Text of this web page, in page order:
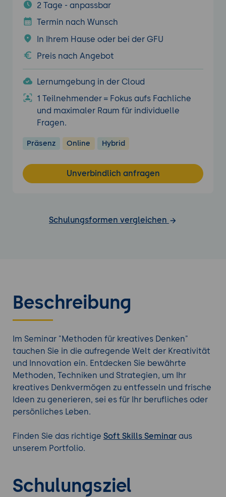
2 Tage - anpassbar
Termin nach Wunsch
In Ihrem Hause oder bei der GFU
Preis nach Angebot
Lernumgebung in der Cloud
1 Teilnehmender = Fokus aufs Fachliche
und maximaler Raum für individuelle
Fragen.
Präsenz Online Hybrid
Unverbindlich anfragen
Schulungsformen vergleichen
Beschreibung
Im Seminar "Methoden für kreatives Denken"
tauchen Sie in die aufregende Welt der Kreativität
und Innovation ein. Entdecken Sie bewährte
Methoden, Techniken und Strategien, um Ihr
kreatives Denkvermögen zu entfesseln und frische
Ideen zu generieren, sei es für Ihr berufliches oder
persönliches Leben.
Finden Sie das richtige Soft Skills Seminaraus
unserem Portfolio.
Schulungsziel